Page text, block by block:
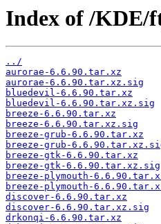
Index of /KDE/
../
aurorae-6.6.90.tar.xz
aurorae-6.6.90.tar.xz.sig
bluedevil-6.6.90.tar.xz
bluedevil-6.6.90.tar.xz.sig
breeze-6.6.90.tar.xz
breeze-6.6.90.tar.xz.sig
breeze-grub-6.6.90.tar.xz
breeze-grub-
breeze-gtk-6.6.90.tar.xz
breeze-gtk-6.6.90.tar.xz.sig
breeze-plymouth-
breeze-plymouth-
discover-6.6.90.tar.xz
discover-6.6.90.tar.xz.sig
drkonqi-6.6.90.tar.xz